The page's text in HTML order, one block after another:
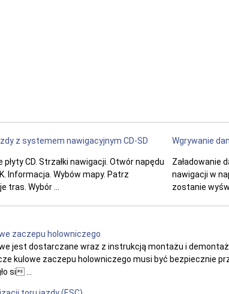
z systemem nawigacyjnym CD-SD
płyty CD. Strzałki nawigacji. Otwór napędu
Informacja. Wybów mapy. Patrz
tras. Wybór ...
Wgrywanie
Załadowanie
nawigacji w
zostanie
zaczepu holowniczego
jest dostarczane wraz z instrukcją montażu i
kulowe zaczepu holowniczego musi być bezpiecznie
si ...